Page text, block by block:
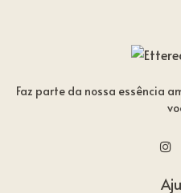
Faz parte da nossa essência